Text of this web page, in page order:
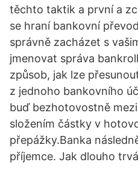
těchto taktik a první a
se hraní bankovní
správně zacházet s
jmenovat správa
způsob, jak lze
z jednoho bankovního
buď bezhotovostně
složením částky v
přepážky.Banka
příjemce. Jak dlouho